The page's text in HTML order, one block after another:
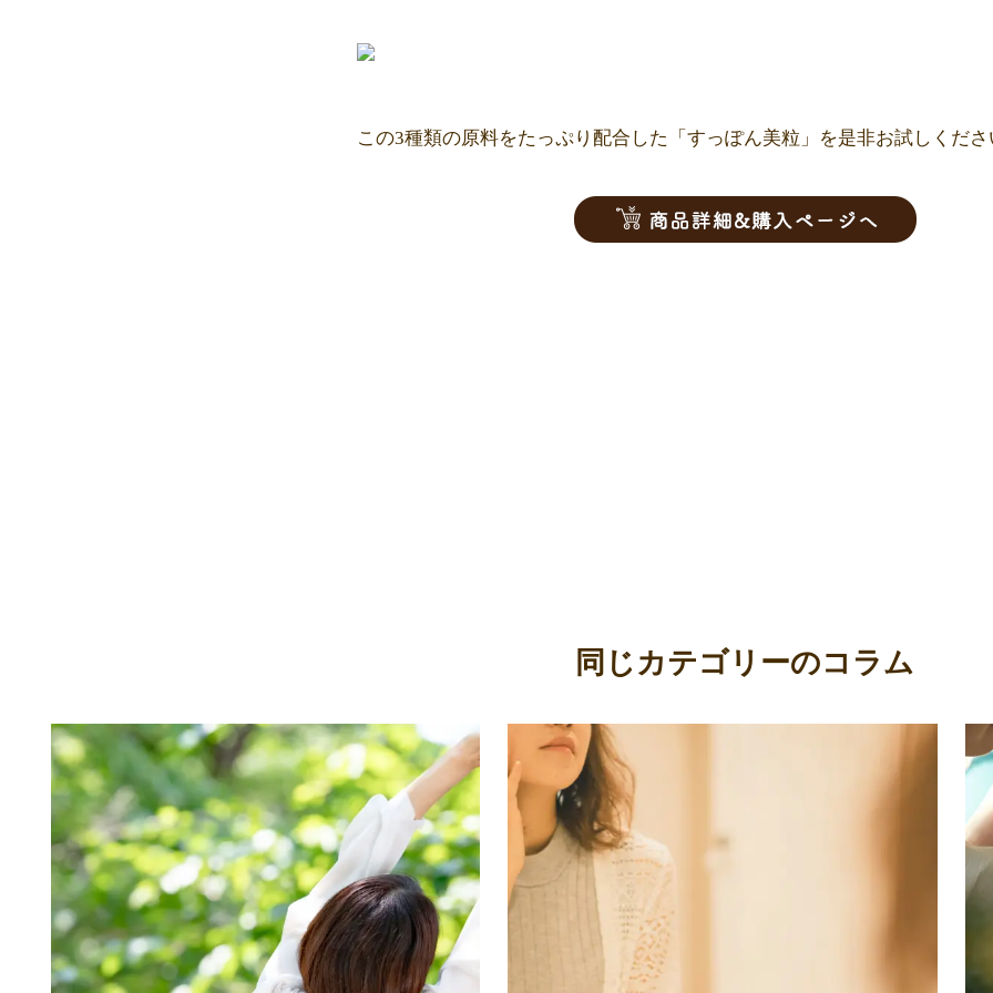
この3種類の原料をたっぷり配合した「すっぽん美粒」を是非お試しくださ
同じカテゴリーのコラム